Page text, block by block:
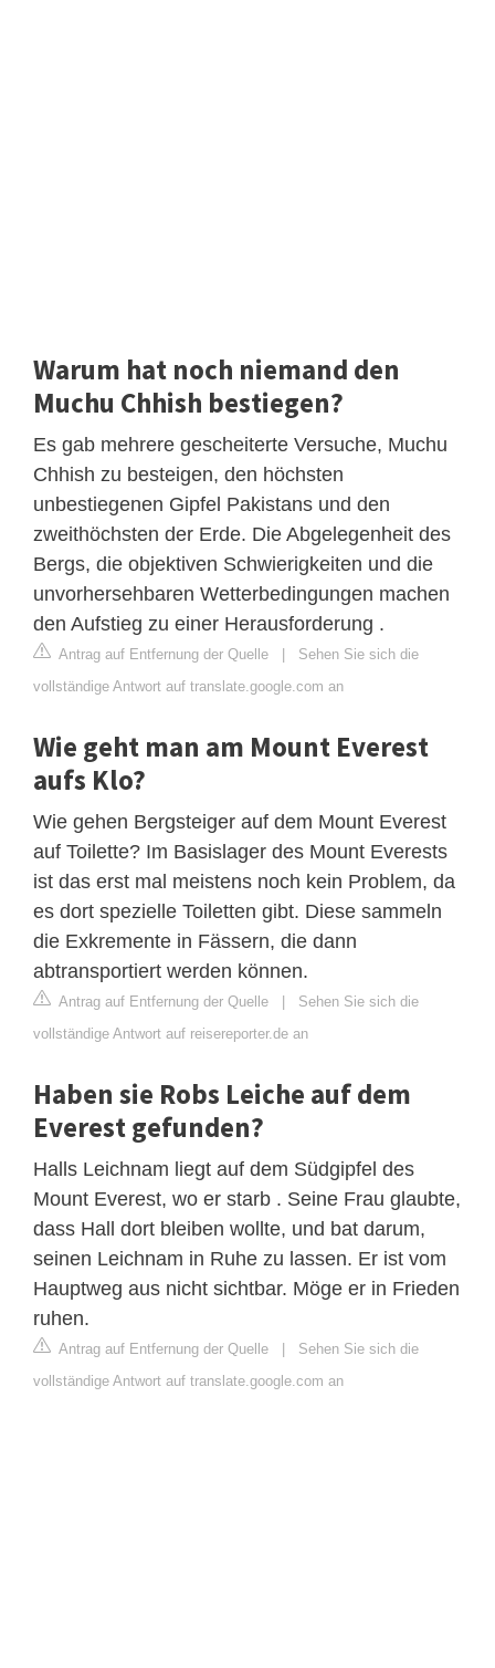
Warum hat noch niemand den
Muchu Chhish bestiegen?
Es gab mehrere gescheiterte Versuche, Muchu
Chhish zu besteigen, den höchsten
unbestiegenen Gipfel Pakistans und den
zweithöchsten der Erde. Die Abgelegenheit des
Bergs, die objektiven Schwierigkeiten und die
unvorhersehbaren Wetterbedingungen machen
den Aufstieg zu einer Herausforderung .
Antrag auf Entfernung der Quelle | Sehen Sie sich die
vollständige Antwort auf translate.google.com an
Wie geht man am Mount Everest
aufs Klo?
Wie gehen Bergsteiger auf dem Mount Everest
auf Toilette? Im Basislager des Mount Everests
ist das erst mal meistens noch kein Problem, da
es dort spezielle Toiletten gibt. Diese sammeln
die Exkremente in Fässern, die dann
abtransportiert werden können.
Antrag auf Entfernung der Quelle | Sehen Sie sich die
vollständige Antwort auf reisereporter.de an
Haben sie Robs Leiche auf dem
Everest gefunden?
Halls Leichnam liegt auf dem Südgipfel des
Mount Everest, wo er starb . Seine Frau glaubte,
dass Hall dort bleiben wollte, und bat darum,
seinen Leichnam in Ruhe zu lassen. Er ist vom
Hauptweg aus nicht sichtbar. Möge er in Frieden
ruhen.
Antrag auf Entfernung der Quelle | Sehen Sie sich die
vollständige Antwort auf translate.google.com an